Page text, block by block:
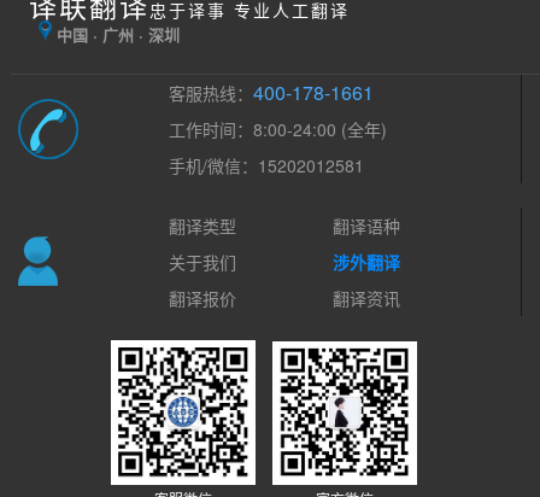
忠于译事 专业人工翻译
中国 · 广州 · 深圳
客服热线：400-178-1661
工作时间：8:00-24:00 (全年)
手机/微信：15202012581
翻译类型
翻译语种
关于我们
涉外翻译
翻译报价
翻译资讯